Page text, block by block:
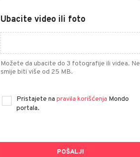
Ubacite video ili foto
Možete da ubacite do 3 fotografije ili videa. Ne
smije biti više od 25 MB.
Pristajete na pravila korišćenja Mondo
portala.
POŠALJI